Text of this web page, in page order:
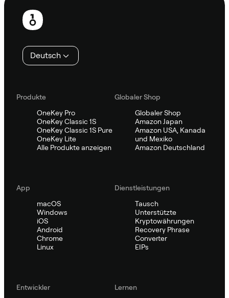
Fußzeile
Deutsch
Produkte
OneKey Pro
OneKey Classic 1S
OneKey Classic 1S Pure
OneKey Lite
Alle Produkte anzeigen
Globaler Shop
Globaler Shop
Amazon Japan
Amazon USA, Kanada
und Mexiko
Amazon Deutschland
App
macOS
Windows
iOS
Android
Chrome
Linux
Dienstleistungen
Tausch
Unterstützte
Kryptowährungen
Recovery Phrase
Converter
EIPs
Entwickler
Lernen